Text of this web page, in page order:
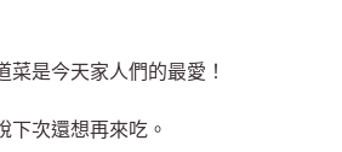
是今天家人們的最愛！
下次還想再來吃。